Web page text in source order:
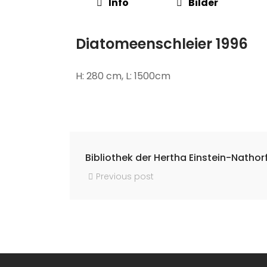
Diatomeenschleier 1996
H: 280 cm, L: 1500cm
Bibliothek der Hertha Einstein-
Previous post